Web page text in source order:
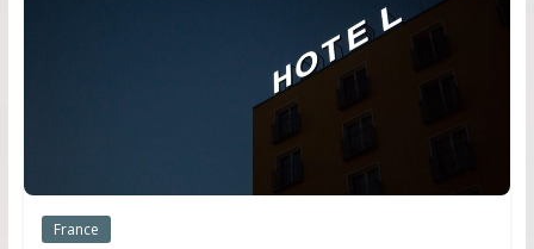
France